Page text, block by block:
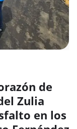
de
Zulia
en los